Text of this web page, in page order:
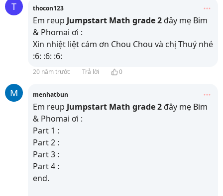
T thocon123
Em reup Jumpstart Math grade 2đây mẹ Bim
& Phomai ơi :
Xin nhiệt liệt cám ơn Chou Chou và chị Thuý nhé
:6: :6: :6:
20 năm trước Trả lời 0
M menhatbun
Em reup Jumpstart Math grade 2đây mẹ Bim
& Phomai ơi :
Part 1 :
Part 2 :
Part 3 :
Part 4 :
end.